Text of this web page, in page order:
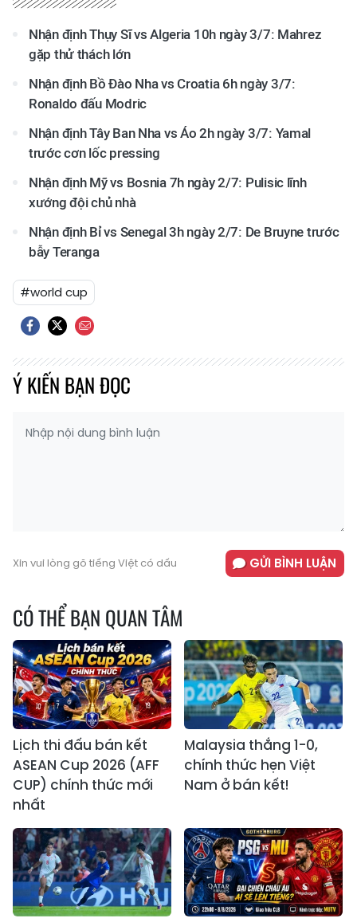
Nhận định Thụy Sĩ vs Algeria 10h ngày 3/7: Mahrez
gặp thử thách lớn
Nhận định Bồ Đào Nha vs Croatia 6h ngày 3/7:
Ronaldo đấu Modric
Nhận định Tây Ban Nha vs Áo 2h ngày 3/7: Yamal
trước cơn lốc pressing
Nhận định Mỹ vs Bosnia 7h ngày 2/7: Pulisic lĩnh
xướng đội chủ nhà
Nhận định Bỉ vs Senegal 3h ngày 2/7: De Bruyne trước
bẫy Teranga
#world cup
Ý KIẾN BẠN ĐỌC
Xin vui lòng gõ tiếng Việt có dấu GỬI BÌNH LUẬN
CÓ THỂ BẠN QUAN TÂM
Lịch thi đấu bán kết
ASEAN Cup 2026 (AFF
CUP) chính thức mới
nhất
Malaysia thắng 1-0,
chính thức hẹn Việt
Nam ở bán kết!